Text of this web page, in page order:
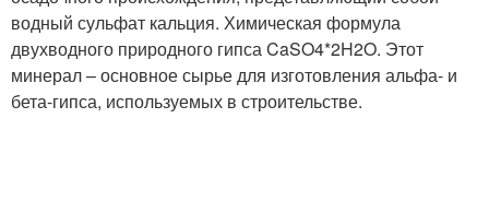
водный сульфат кальция. Химическая формула
двухводного природного гипса CaSO4*2H2O. Этот
минерал – основное сырье для изготовления альфа- и
бета-гипса, используемых в строительстве.